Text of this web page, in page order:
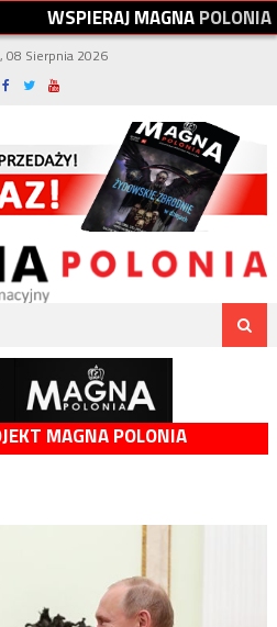
WSPIERAJMAGNAPOLONIA
08 Sierpnia 2026
MAGNA POLONIA